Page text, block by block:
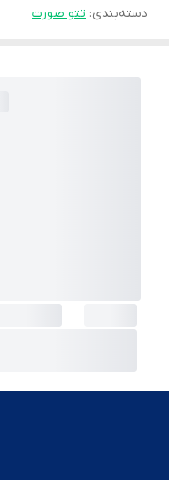
دسته‌بندی: تتو صورت